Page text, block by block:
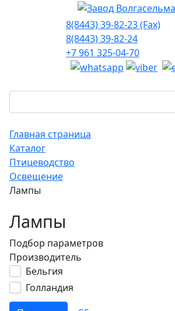
8(8443) 39-82-23 (Fax)
8(8443) 39-82-24
+7 961 325-04-70
Главная страница
Каталог
Птицеводство
Освещение
Лампы
Лампы
Подбор параметров
Производитель
Бельгия
Голландия